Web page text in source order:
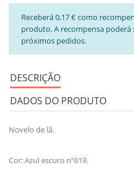
Receberá 0,17 € como
produto. A recompensa poderá
próximos pedidos.
DESCRIÇÃO
DADOS DO PRODUTO
Novelo de lã.
Cor: Azul escuro nº619.